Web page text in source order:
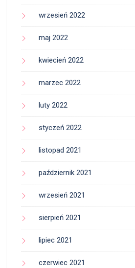
wrzesień 2022
maj 2022
kwiecień 2022
marzec 2022
luty 2022
styczeń 2022
listopad 2021
październik 2021
wrzesień 2021
sierpień 2021
lipiec 2021
czerwiec 2021